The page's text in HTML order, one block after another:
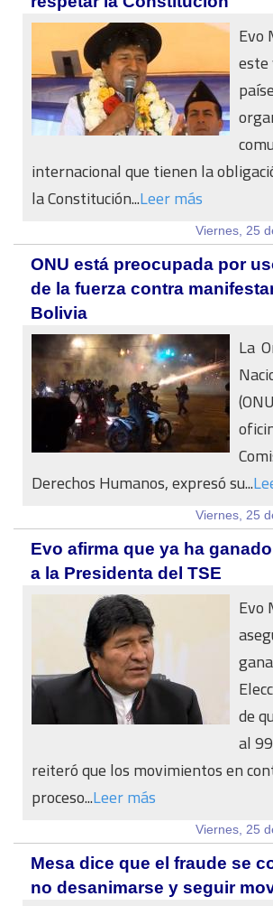
Evo
internacional que tienen la
la Constitución...Leer más
Viernes, 25
ONU está preocupada por
de la fuerza contra
Bolivia
La
Derechos Humanos, expresó su...
Viernes, 25
Evo afirma que ya ha
a la Presidenta del TSE
Evo
de
al
reiteró que los movimientos en
proceso...Leer más
Viernes, 25
Mesa dice que el fraude se
no desanimarse y seguir